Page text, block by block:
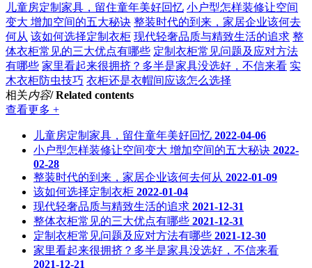
儿童房定制家具，留住童年美好回忆 小户型怎样装修让空间
变大 增加空间的五大秘诀 整装时代的到来，家居企业该何去
何从 该如何选择定制衣柜 现代轻奢品质与精致生活的追求 整
体衣柜常见的三大优点有哪些 定制衣柜常见问题及应对方法
有哪些 家里看起来很拥挤？多半是家具没选好，不信来看 实
木衣柜防虫技巧 衣柜还是衣帽间应该怎么选择
相关内容/ Related contents
查看更多 +
儿童房定制家具，留住童年美好回忆 2022-04-06
小户型怎样装修让空间变大 增加空间的五大秘诀 2022-
02-28
整装时代的到来，家居企业该何去何从 2022-01-09
该如何选择定制衣柜 2022-01-04
现代轻奢品质与精致生活的追求 2021-12-31
整体衣柜常见的三大优点有哪些 2021-12-31
定制衣柜常见问题及应对方法有哪些 2021-12-30
家里看起来很拥挤？多半是家具没选好，不信来看
2021-12-21